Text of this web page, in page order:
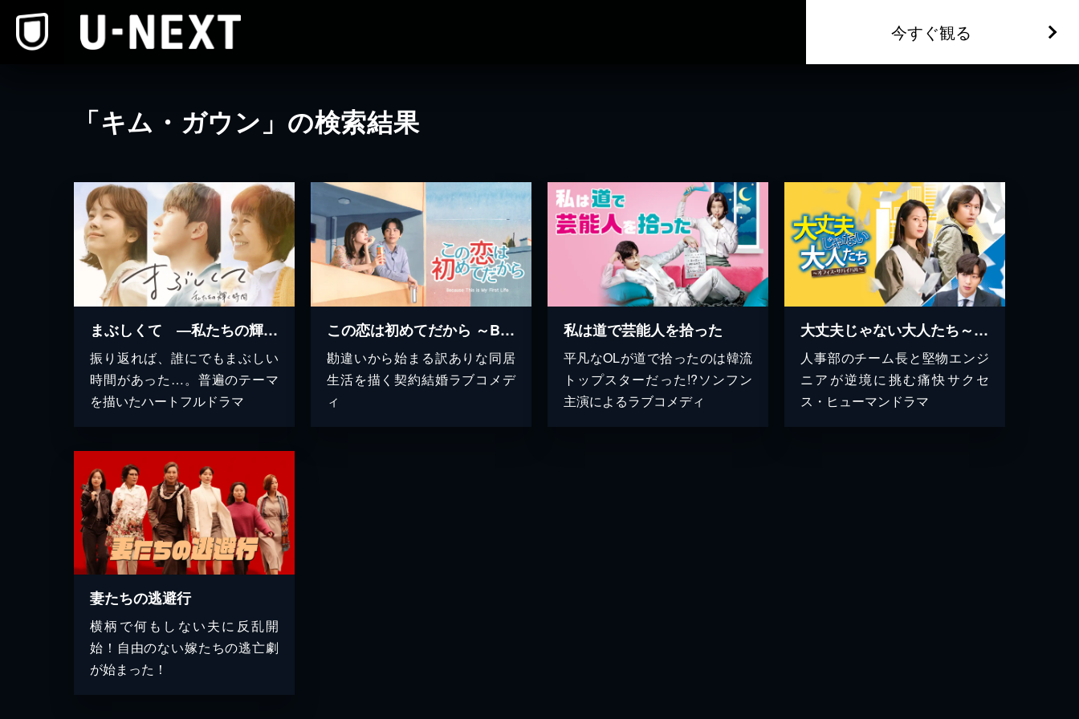
今すぐ観る
「キム・ガウン」の検索結果
まぶしくて ―私たちの輝く時間―
振り返れば、誰にでもまぶしい
時間があった…。普遍のテーマ
を描いたハートフルドラマ
この恋は初めてだから ～Because This is My First Life～
勘違いから始まる訳ありな同居
生活を描く契約結婚ラブコメデ
ィ
私は道で芸能人を拾った
平凡なOLが道で拾ったのは韓流
トップスターだった!?ソンフン
主演によるラブコメディ
大丈夫じゃない大人たち～オフィス・サバイバル～
人事部のチーム長と堅物エンジ
ニアが逆境に挑む痛快サクセ
ス・ヒューマンドラマ
妻たちの逃避行
横柄で何もしない夫に反乱開
始！自由のない嫁たちの逃亡劇
が始まった！